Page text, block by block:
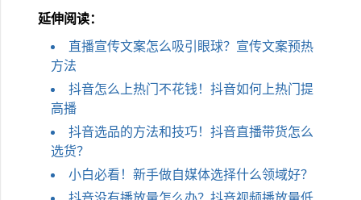
延伸阅读：
直播宣传文案怎么吸引眼球？宣传文案预热
方法
抖音怎么上热门不花钱！抖音如何上热门提
高播
抖音选品的方法和技巧！抖音直播带货怎么
选货？
小白必看！新手做自媒体选择什么领域好？